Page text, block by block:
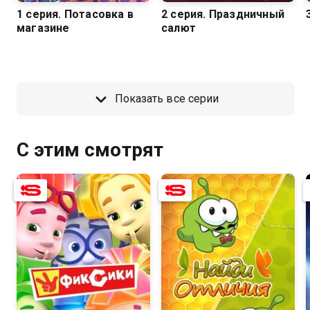
1 серия. Потасовка в
магазине
2 серия. Праздничный
салют
Показать все серии
С этим смотрят